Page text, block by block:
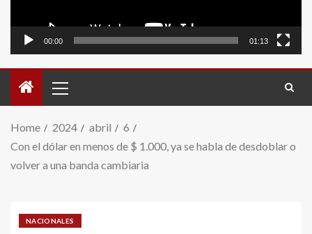
00:00 01:13
Home 2024 abril
6
Con el dólar en menos de $ 1.000, ya se habla de desdoblar o
volver a una banda cambiaria
NACIONALES